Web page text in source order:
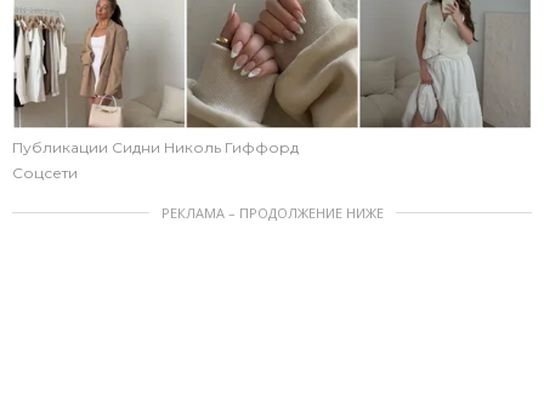
Публикации Сидни Николь Гиффорд
Соцсети
РЕКЛАМА – ПРОДОЛЖЕНИЕ НИЖЕ